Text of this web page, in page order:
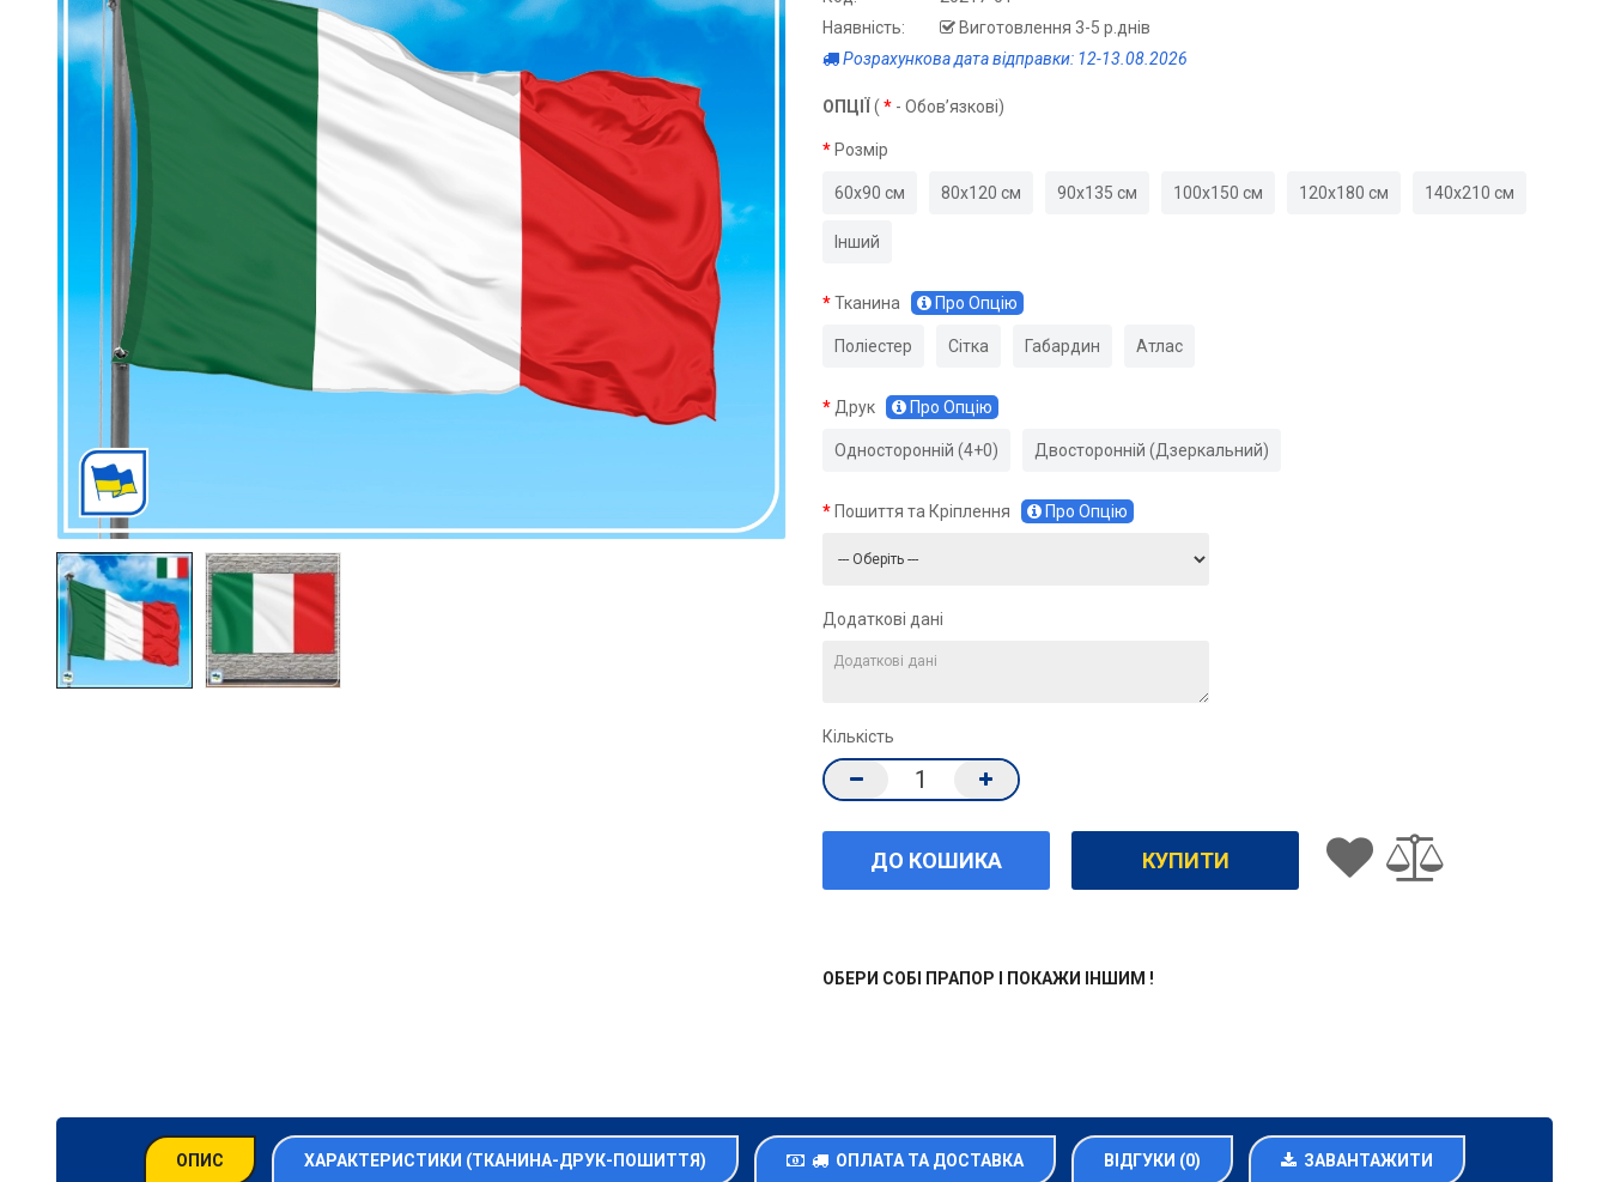
Наявність:
Виготовлення 3-5 р.днів
Розрахункова дата відправки: 12-13.08.2026
ОПЦІЇ ( * - Обов’язкові)
Розмір
60х90 см 80х120 см 90х135 см 100х150 см 120х180 см 140х210 см
Інший
Тканина Про Опцію
Поліестер Сітка Габардин Атлас
Друк Про Опцію
Односторонній (4+0) Двосторонній (Дзеркальний)
Пошиття та Кріплення Про Опцію
Додаткові дані
Кількість
ОБЕРИ СОБІ ПРАПОР І ПОКАЖИ ІНШИМ !
ОПИС ХАРАКТЕРИСТИКИ (ТКАНИНА-ДРУК-ПОШИТТЯ) ОПЛАТА ТА ДОСТАВКА ВІДГУКИ (0) ЗАВАНТАЖИТИ